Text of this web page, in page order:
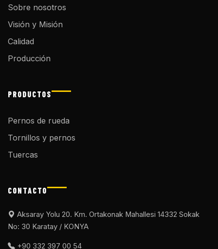
Sobre nosotros
Visión y Misión
Calidad
Producción
PRODUCTOS
Pernos de rueda
Tornillos y pernos
Tuercas
CONTACTO
Aksaray Yolu 20. Km. Ortakonak Mahallesi 14332 Sokak
No: 30 Karatay / KONYA
+90 332 397 00 54